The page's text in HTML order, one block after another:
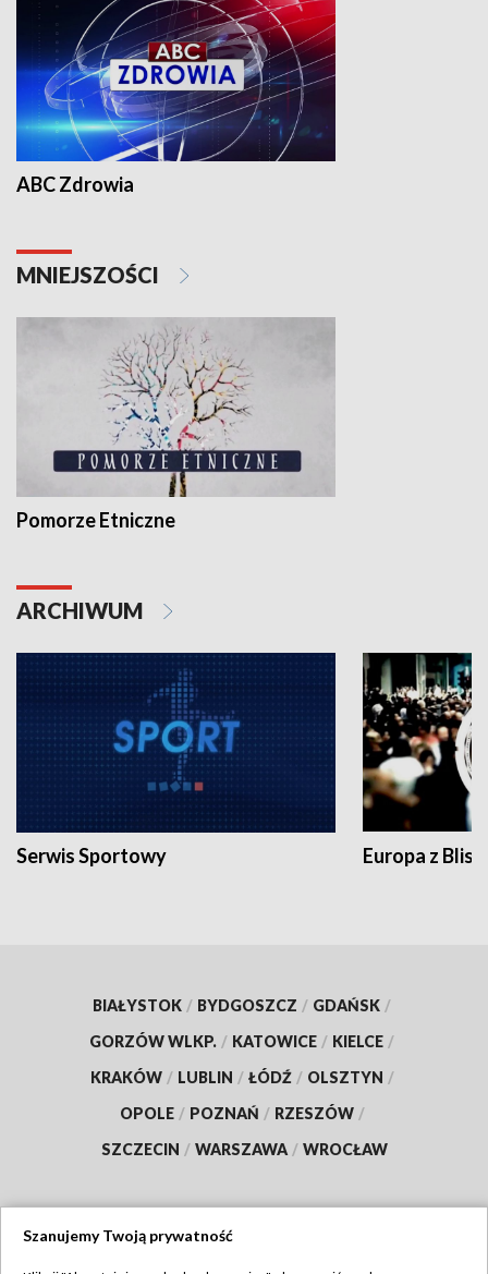
ABC Zdrowia
MNIEJSZOŚCI
Pomorze Etniczne
ARCHIWUM
Serwis Sportowy Europa z
BIAŁYSTOK / BYDGOSZCZ / GDAŃSK /
GORZÓW WLKP. / KATOWICE / KIELCE /
KRAKÓW / LUBLIN / ŁÓDŹ / OLSZTYN /
OPOLE / POZNAŃ / RZESZÓW /
SZCZECIN / WARSZAWA / WROCŁAW
Szanujemy Twoją prywatność